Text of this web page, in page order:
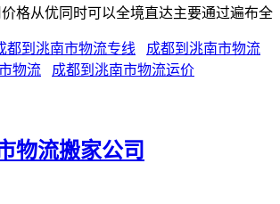
格从优同时可以全境直达主要通过遍布全
都到洮南市物流专线
成都到洮南市物流
物流 成都到洮南市物流运价
物流搬家公司